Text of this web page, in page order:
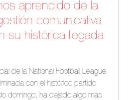
aprendido de la
comunicativa
su histórica llegada
de la National Football League
con el histórico partido
domingo, ha dejado algo más